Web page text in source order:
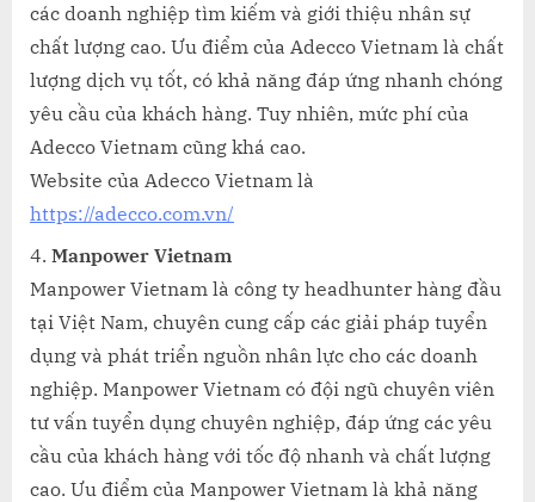
các doanh nghiệp tìm kiếm và giới thiệu nhân sự
chất lượng cao. Ưu điểm của Adecco Vietnam là chất
lượng dịch vụ tốt, có khả năng đáp ứng nhanh chóng
yêu cầu của khách hàng. Tuy nhiên, mức phí của
Adecco Vietnam cũng khá cao.
Website của Adecco Vietnam là
https://adecco.com.vn/
Manpower Vietnam
Manpower Vietnam là công ty headhunter hàng đầu
tại Việt Nam, chuyên cung cấp các giải pháp tuyển
dụng và phát triển nguồn nhân lực cho các doanh
nghiệp. Manpower Vietnam có đội ngũ chuyên viên
tư vấn tuyển dụng chuyên nghiệp, đáp ứng các yêu
cầu của khách hàng với tốc độ nhanh và chất lượng
cao. Ưu điểm của Manpower Vietnam là khả năng